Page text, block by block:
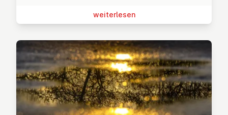
wei­ter­le­sen